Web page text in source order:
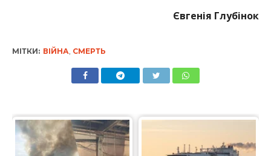
Євгенія Глубінок
МІТКИ: ВІЙНА, СМЕРТЬ